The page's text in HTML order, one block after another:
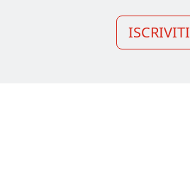
ISCRIVITI